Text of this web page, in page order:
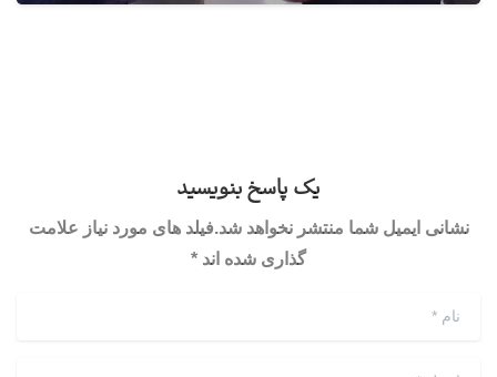
یک پاسخ بنویسید
نشانی ایمیل شما منتشر نخواهد شد.فیلد های مورد نیاز علامت
گذاری شده اند *
نام*